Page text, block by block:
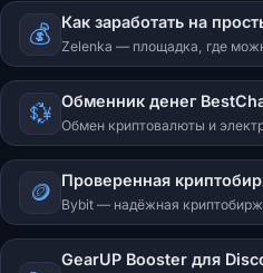
примеры — всё в одном
💰 Как заработать на
Zelenka — площадка, где
заданиях: без вложений, без
моментальной оплатой
как начать и сколько реально
💱 Обменник денег
Обмен криптовалюты и
обменников BestChange.
🪙 Проверенная
Bybit — надёжная
хранения и обмена
поддержка рублей и
GearUP Booster для